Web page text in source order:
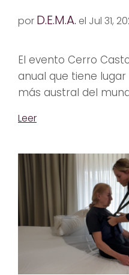
por D.E.M.A. el Jul 31,
El evento Cerro
anual que tiene
más austral del
Leer